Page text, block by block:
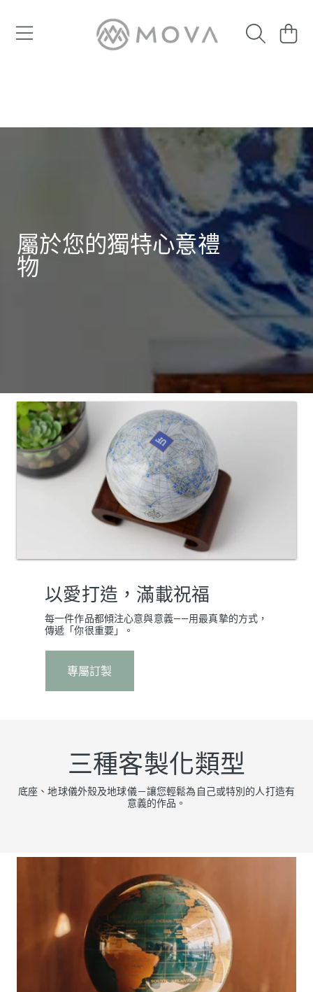
大
車
屬於您的獨特心意禮
物
以愛打造，滿載祝福
每一件作品都傾注心意與意義——用最真摯的方式，
傳遞「你很重要」。
專屬訂製
三種客製化類型
底座、地球儀外殼及地球儀－讓您輕鬆為自己或特別的人打造有
意義的作品。